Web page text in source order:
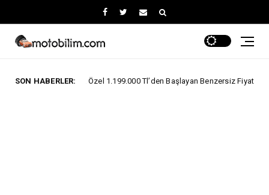
SON HABERLER:
Özel 1.199.000 Tl’den Başlayan Benzersiz Fiyatlar ARABA